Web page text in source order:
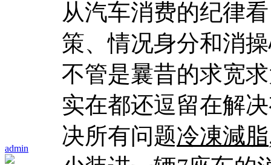
admin
从汽车消费的纪律
策、情况身分和消
不管是曩昔的求宽
实在都还逗留在解
决所有问题冷凍減脂